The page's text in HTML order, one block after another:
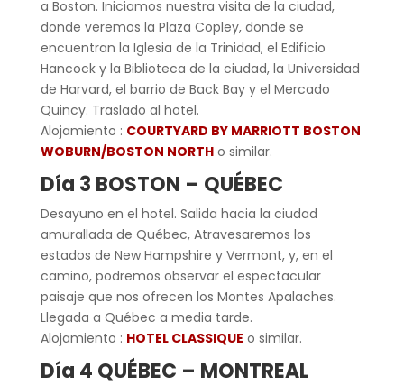
a Boston. Iniciamos nuestra visita de la ciudad,
donde veremos la Plaza Copley, donde se
encuentran la Iglesia de la Trinidad, el Edificio
Hancock y la Biblioteca de la ciudad, la Universidad
de Harvard, el barrio de Back Bay y el Mercado
Quincy. Traslado al hotel.
Alojamiento : COURTYARD BY MARRIOTT BOSTON
WOBURN/BOSTON NORTHo similar.
Día 3 BOSTON – QUÉBEC
Desayuno en el hotel. Salida hacia la ciudad
amurallada de Québec, Atravesaremos los
estados de New Hampshire y Vermont, y, en el
camino, podremos observar el espectacular
paisaje que nos ofrecen los Montes Apalaches.
Llegada a Québec a media tarde.
Alojamiento : HOTEL CLASSIQUE o similar.
Día 4 QUÉBEC – MONTREAL